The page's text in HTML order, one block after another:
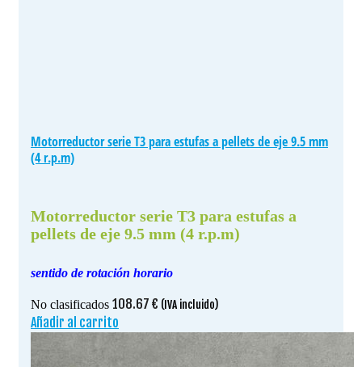
Motorreductor serie T3 para estufas a pellets de eje 9.5 mm
(4 r.p.m)
Motorreductor serie T3 para estufas a
pellets de eje 9.5 mm (4 r.p.m)
sentido de rotación horario
No clasificados 108.67 € (IVA incluido)
Añadir al carrito